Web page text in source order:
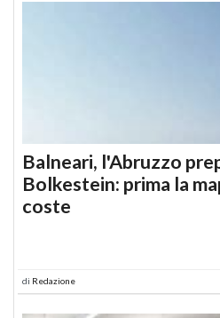
Balneari, l'Abruzzo
Bolkestein: prima la
coste
di Redazione